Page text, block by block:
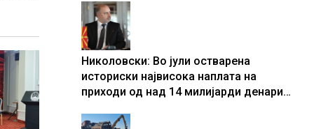
центри за податоци
Николовски: Во јули остварена
историски највисока наплата на
приходи од над 14 милијарди денари
резултати